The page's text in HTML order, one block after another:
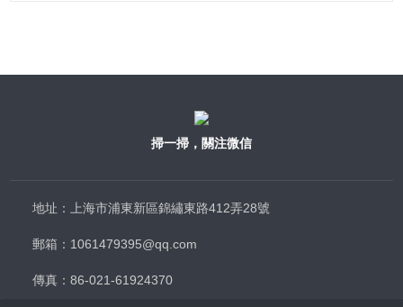
掃一掃，關注微信
地址：上海市浦東新區錦繡東路412弄28號
郵箱：1061479395@qq.com
傳真：86-021-61924370